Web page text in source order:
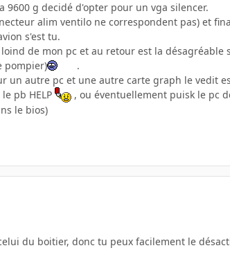
9600 g decidé d'opter pour un vga silencer.
alim ventilo ne correspondent pas) et
s'est tu.
loind de mon pc et au retour est la
pompier)
.
un autre pc et une autre carte graph le vedit
pb HELP
, ou éventuellement puisk le pc
le bios)
du boitier, donc tu peux facilement le